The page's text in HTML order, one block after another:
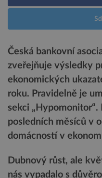
Česká bankovní
zveřejňuje výsledky
ekonomických
roku. Pravidelně je
sekci
posledních měsíců v
domácností v
Dubnový růst, ale
nás vypadalo s